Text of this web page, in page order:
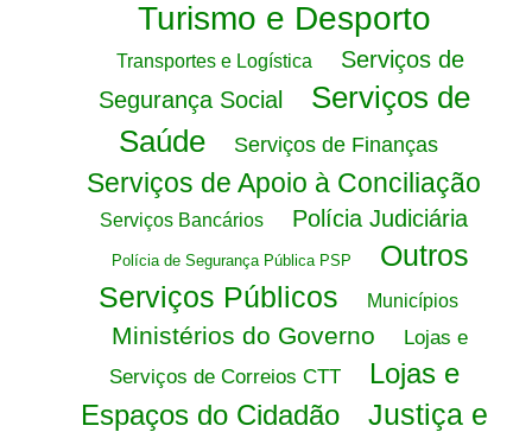
Turismo e Desporto
Transportes e Logística
Serviços de
Segurança Social
Serviços de
Saúde
Serviços de Finanças
Serviços de Apoio à Conciliação
Serviços Bancários Polícia Judiciária
Polícia de Segurança Pública PSP
Outros
Serviços Públicos
Municípios
Ministérios do Governo
Lojas e
Serviços de Correios CTT
Lojas e
Espaços do Cidadão
Justiça e